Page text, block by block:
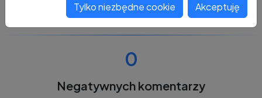
0
Negatywnych komentarzy
Tylko niezbędne cookie Akceptuję